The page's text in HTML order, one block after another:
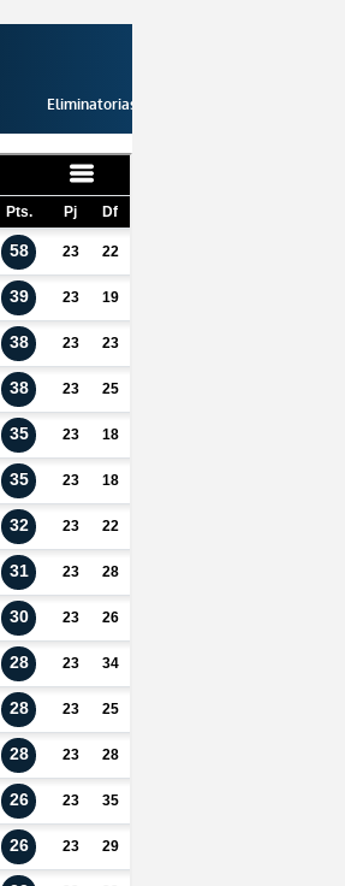
Eliminatorias 2026